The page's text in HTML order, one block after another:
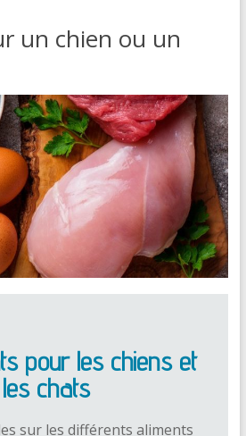
un chien ou un
pour les chiens et
les chats
sur les différents aliments